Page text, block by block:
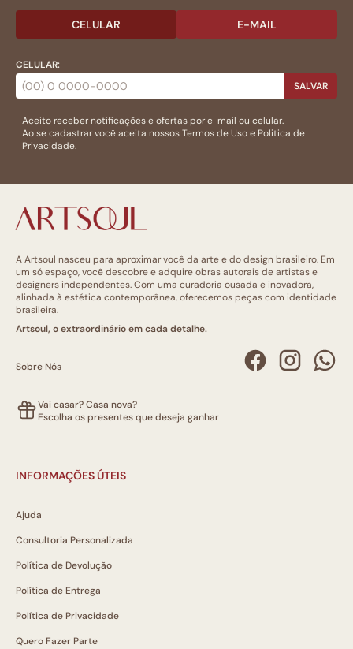
CELULAR E-MAIL
CELULAR:
SALVAR
Aceito receber notificações e ofertas por e-mail ou celular.
Ao se cadastrar você aceita nossosTermos de Usoe Politica de
Privacidade.
A Artsoul nasceu para aproximar você da arte e do design brasileiro. Em
um só espaço, você descobre e adquire obras autorais de artistas e
designers independentes. Com uma curadoria ousada e inovadora,
alinhada à estética contemporânea, oferecemos peças com identidade
brasileira.
Artsoul, o extraordinário em cada detalhe.
Sobre Nós
Vai casar? Casa nova?
Escolha os presentes que deseja ganhar
INFORMAÇÕES ÚTEIS
Ajuda
Consultoria Personalizada
Política de Devolução
Política de Entrega
Política de Privacidade
Quero Fazer Parte